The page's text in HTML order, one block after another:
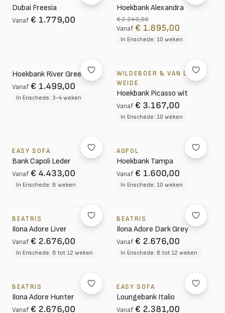
Dubai Freesia
Vanaf € 1.779,00
Hoekbank Alexandra
€ 2.249,00
Vanaf € 1.895,00
In Enschede: 10 weken
Hoekbank River Green
Vanaf € 1.499,00
In Enschede: 3-4 weken
WILDEBOER & VAN DER
WEIDE
Hoekbank Picasso wit
Vanaf € 3.167,00
In Enschede: 10 weken
EASY SOFA
Bank Capoli Leder
Vanaf € 4.433,00
In Enschede: 8 weken
AGPOL
Hoekbank Tampa
Vanaf € 1.600,00
In Enschede: 10 weken
BEATRIS
Ilona Adore Liver
Vanaf € 2.676,00
In Enschede: 8 tot 12 weken
BEATRIS
Ilona Adore Dark Grey
Vanaf € 2.676,00
In Enschede: 8 tot 12 weken
BEATRIS
Ilona Adore Hunter
Vanaf € 2.676,00
EASY SOFA
Loungebank Italio
Vanaf € 2.381,00